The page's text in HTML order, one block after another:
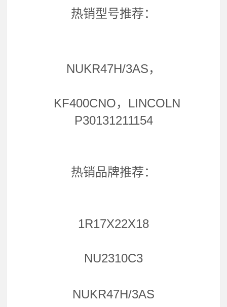
热销型号推荐：
NUKR47H/3AS，
KF400CNO，LINCOLN
P30131211154
热销品牌推荐：
1R17X22X18
NU2310C3
NUKR47H/3AS